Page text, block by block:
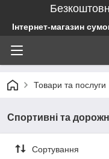
Інтернет-магазин
Товари та послуги
Спортивні та
Сортування